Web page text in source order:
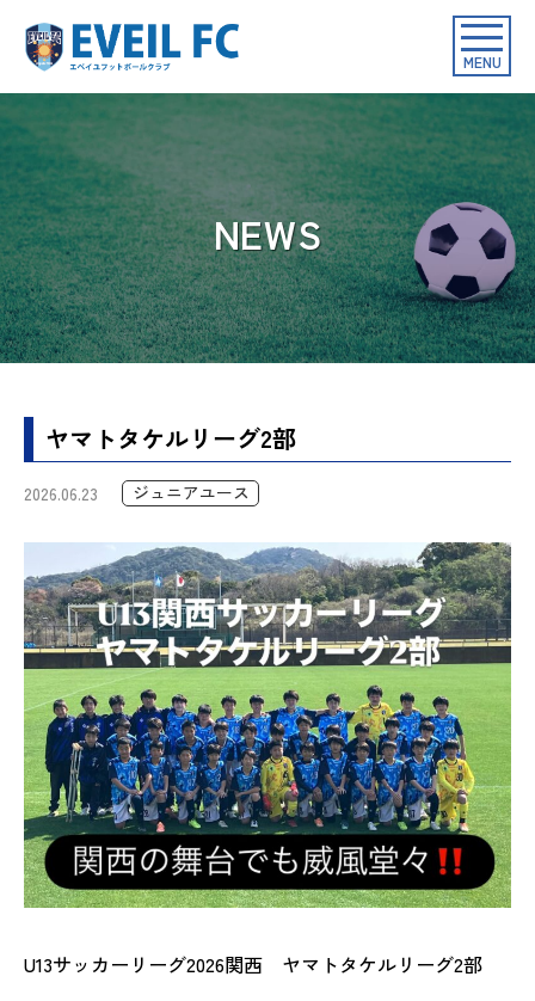
toggle
MENU
NEWS
ヤマトタケルリーグ2部
2026.06.23 ジュニアユース
U13サッカーリーグ2026関西 ヤマトタケルリーグ2部